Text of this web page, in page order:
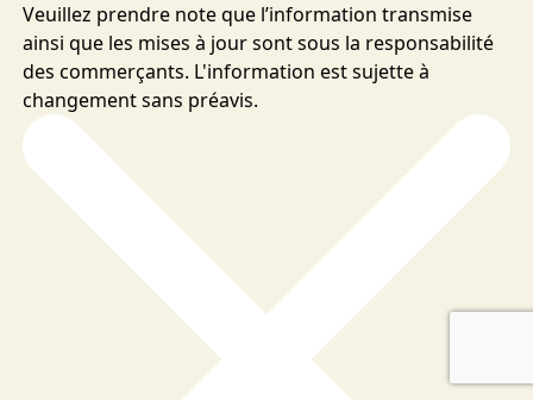
Veuillez prendre note que l’information transmise
ainsi que les mises à jour sont sous la responsabilité
des commerçants. L'information est sujette à
changement sans préavis.